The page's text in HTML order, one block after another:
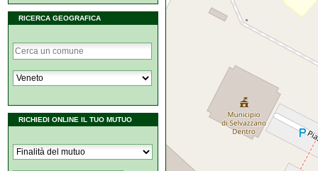
RICERCA GEOGRAFICA
RICHIEDI ONLINE IL TUO MUTUO